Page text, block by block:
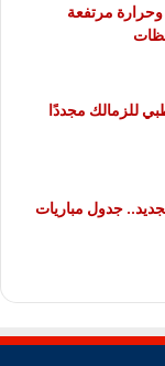
مرتفعة
للزمالك مجددًا
جدول مباريات